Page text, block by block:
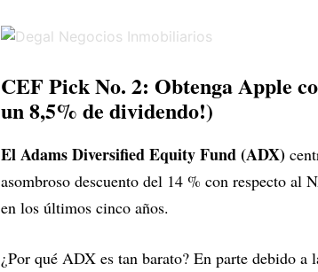
CEF Pick No. 2: Obtenga Apple
un 8,5% de dividendo!)
El Adams Diversified Equity Fund (ADX)
asombroso descuento del 14 % con respecto al
en los últimos cinco años.
¿Por qué ADX es tan barato? En parte debido